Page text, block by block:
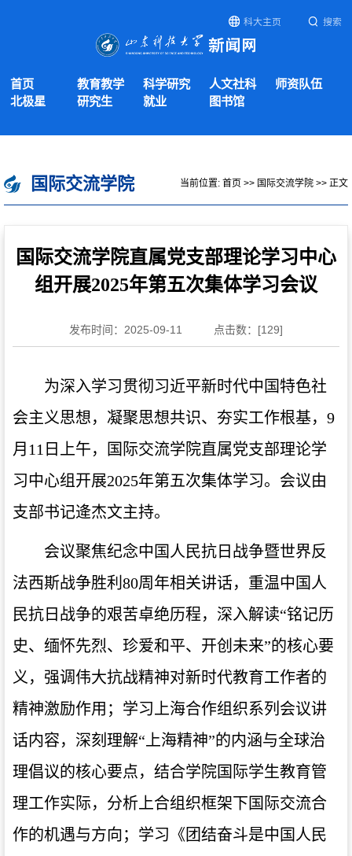
科大主页 搜索
首页 教育教学 科学研究 人文社科
师资队伍
北极星
研究生 就业 图书馆
国际交流学院 当前位置: 首页 >> 国际交流学院 >> 正文
国际交流学院直属党支部理论学习中心
组开展2025年第五次集体学习会议
发布时间：2025-09-11 点击数：[129]
为深入学习贯彻习近平新时代中国特色社
会主义思想，凝聚思想共识、夯实工作根基，9
月11日上午，国际交流学院直属党支部理论学
习中心组开展2025年第五次集体学习。会议由
支部书记逄杰文主持。
会议聚焦纪念中国人民抗日战争暨世界反
法西斯战争胜利80周年相关讲话，重温中国人
民抗日战争的艰苦卓绝历程，深入解读“铭记历
史、缅怀先烈、珍爱和平、开创未来”的核心要
义，强调伟大抗战精神对新时代教育工作者的
精神激励作用；学习上海合作组织系列会议讲
话内容，深刻理解“上海精神”的内涵与全球治
理倡议的核心要点，结合学院国际学生教育管
理工作实际，分析上合组织框架下国际交流合
作的机遇与方向；学习《团结奋斗是中国人民